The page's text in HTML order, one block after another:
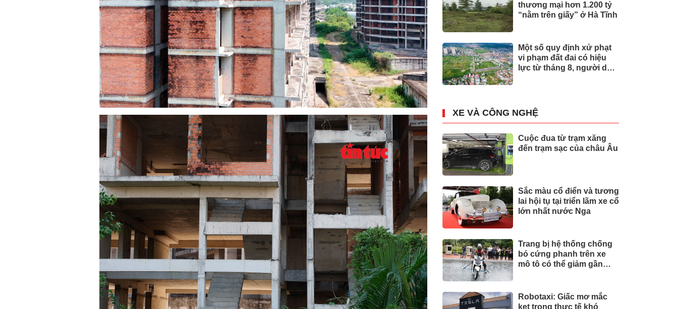
thương mại hơn 1.200 tỷ
“nằm trên giấy” ở Hà Tĩnh
Một số quy định xử phạt
vi phạm đất đai có hiệu
lực từ tháng 8, người dân
XE VÀ CÔNG NGHỆ
Cuộc đua từ trạm xăng
đến trạm sạc của châu Âu
Sắc màu cổ điển và tương
lai hội tụ tại triển lãm xe cổ
lớn nhất nước Nga
Trang bị hệ thống chống
bó cứng phanh trên xe
mô tô có thể giảm gần
Robotaxi: Giấc mơ mắc
kẹt trong thực tế khó